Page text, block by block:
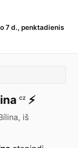
7 d., penktadienis
CZ ⚡️
iš